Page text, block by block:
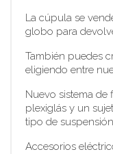
La cúpula se
globo para
También puedes
eligiendo entre
Nuevo sistema de
plexiglás y un
tipo de
Accesorios